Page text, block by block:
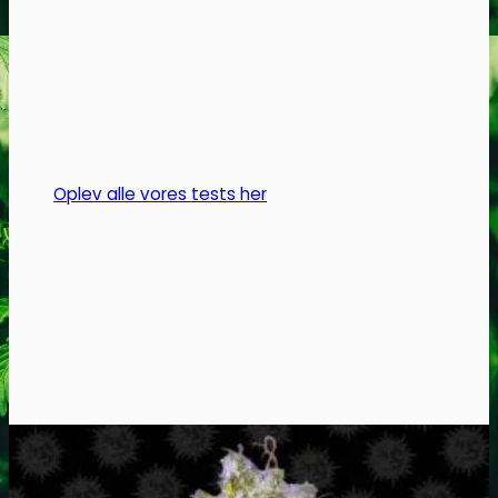
Oplev alle vores tests her
Headshop
varianter.
Mulighederne
kan
vælges
på